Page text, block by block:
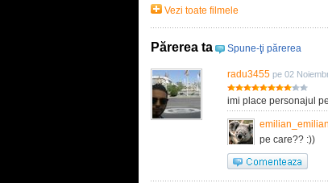
Vezi toate filmele
Părerea ta Spune-ţi părerea
radu3455 pe 02
imi place personajul
pe care?? :))